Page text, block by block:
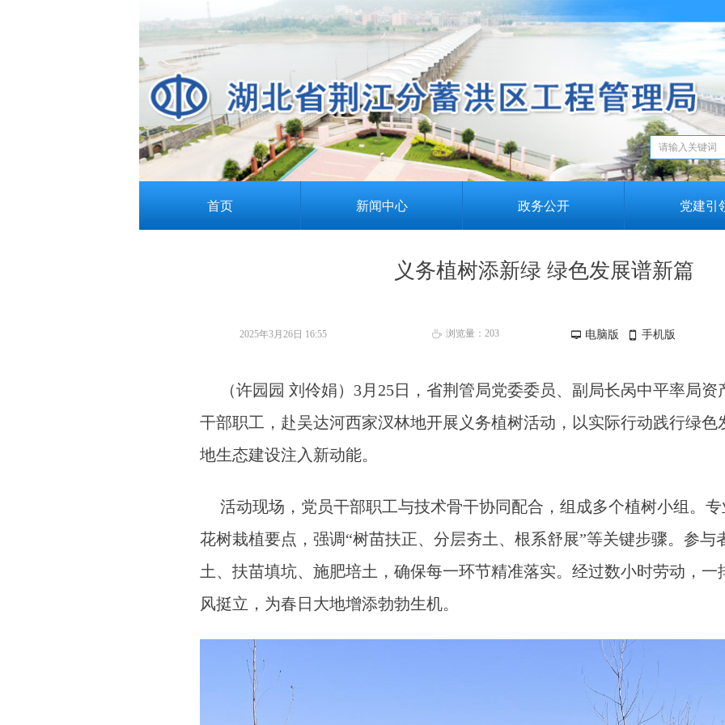
首页 新闻中心 政务公开 党建引
义务植树添新绿 绿色发展谱新篇
（许园园 刘伶娟）3月25日，省荆管局党委委员、副局长呙中平率局资
干部职工，赴吴达河西家汊林地开展义务植树活动，以实际行动践行绿色
地生态建设注入新动能。
活动现场，党员干部职工与技术骨干协同配合，组成多个植树小组。
花树栽植要点，强调“树苗扶正、分层夯土、根系舒展”等关键步骤。参与
土、扶苗填坑、施肥培土，确保每一环节精准落实。经过数小时劳动，一
风挺立，为春日大地增添勃勃生机。
2025年3月26日 16:55 ꄘ 浏览量： 203 넡 电脑版 넓 手机版